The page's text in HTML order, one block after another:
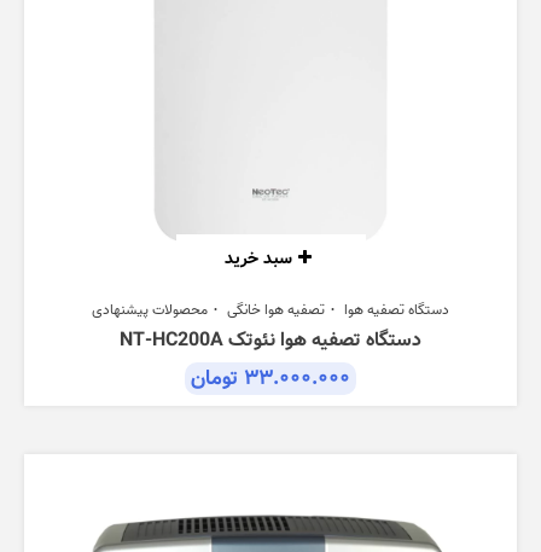
سبد خرید
دستگاه تصفیه هوا تصفیه هوا خانگی محصولات پیشنهادی
دستگاه تصفیه هوا نئوتک NT-HC200A
۳۳.۰۰۰.۰۰۰ تومان